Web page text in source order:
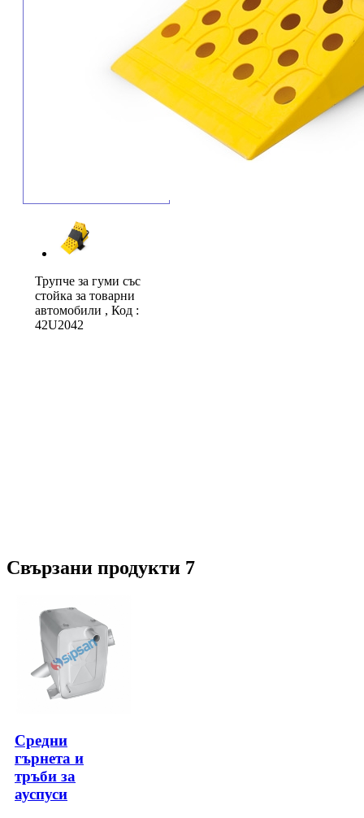
Трупче за гуми със
стойка за товарни
автомобили , Код :
42U2042
Свързани продукти 7
Средни
гърнета и
тръби за
ауспуси